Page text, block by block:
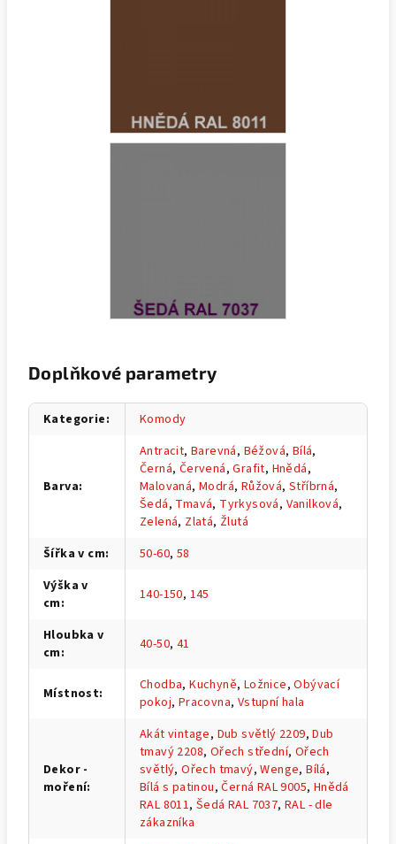
Doplňkové parametry
Kategorie: Komody
Barva:
Antracit,Barevná, Béžová, Bílá,
Černá, Červená,Grafit, Hnědá,
Malovaná,Modrá, Růžová,Stříbrná,
Šedá, Tmavá, Tyrkysová, Vanilková,
Zelená, Zlatá, Žlutá
Šířka v cm: 50-60, 58
Výška v
cm: 140-150, 145
Hloubka v
cm: 40-50, 41
Místnost: Chodba,Kuchyně, Ložnice,Obývací
pokoj, Pracovna, Vstupní hala
Dekor -
moření:
Akát vintage, Dub světlý 2209,Dub
tmavý 2208, Ořech střední, Ořech
světlý,Ořech tmavý,Wenge,Bílá,
Bílá s patinou,Černá RAL 9005, Hnědá
RAL 8011,Šedá RAL 7037,RAL - dle
zákazníka